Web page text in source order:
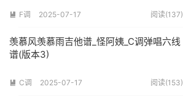
 F调 2025-07-17 阅读(137)
羡慕风羡慕雨吉他谱_怪阿姨_C调弹唱六线
谱(版本3)
 C调 2025-07-17 阅读(153)